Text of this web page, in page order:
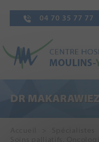
04 70 35 77 77
DR